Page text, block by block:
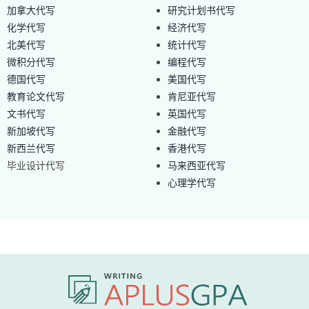
加拿大代写
化学代写
北美代写
微积分代写
德国代写
教育论文代写
文书代写
新加坡代写
新西兰代写
毕业设计代写
研究计划书代写
经济代写
统计代写
编程代写
美国代写
肯尼亚代写
英国代写
金融代写
香港代写
马来西亚代写
心理学代写